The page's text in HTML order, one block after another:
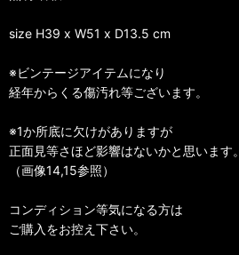
size H39 x W51 x D13.5 cm
※ビンテージアイテムになり
経年からくる傷汚れ等ございます。
※1か所底に欠けがありますが
正面見等さほど影響はないかと思います。
（画像14,15参照）
コンディション等気になる方は
ご購入をお控え下さい。